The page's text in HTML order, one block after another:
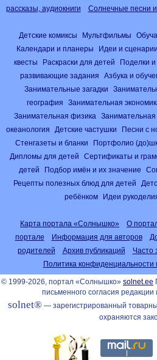
рассказы, аудиокниги
Солнечные песни и
Детские комиксы Мультфильмы
Календари и планеры
Идеи и
квесты
Раскраски для детей Поделки
развивающие задания
Азбука и
Занимательные загадки
география
Занимательная
Занимательная физика
океанология
Детские частушки Песни с
Стенгазеты и бланки
Портфолио
Дипломы для детей
Сертификаты и
детей
Подбор имён и их значение
Рецепты полезных блюд для детей
ребёнком
Идеи
Карта портала «Солнышко» О
портале
Информация для авторов
родителей
Архив публикаций
Часто
Политика конфиденциальности
© 1999-2026, портал «Солнышко» solnet.ee
письменного согласия редакции
solnet® — зарегистрированный
охраняются